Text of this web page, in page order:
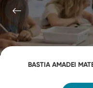
BASTIA AMADEI